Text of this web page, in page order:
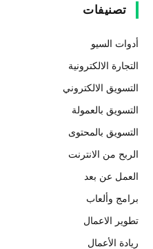
تصنيفات
أدوات السيو
التجارة الالكترونية
التسويق الالكتروني
التسويق بالعمولة
التسويق بالمحتوى
الربح من الانترنت
العمل عن بعد
برامج وألعاب
تطوير الاعمال
ريادة الأعمال